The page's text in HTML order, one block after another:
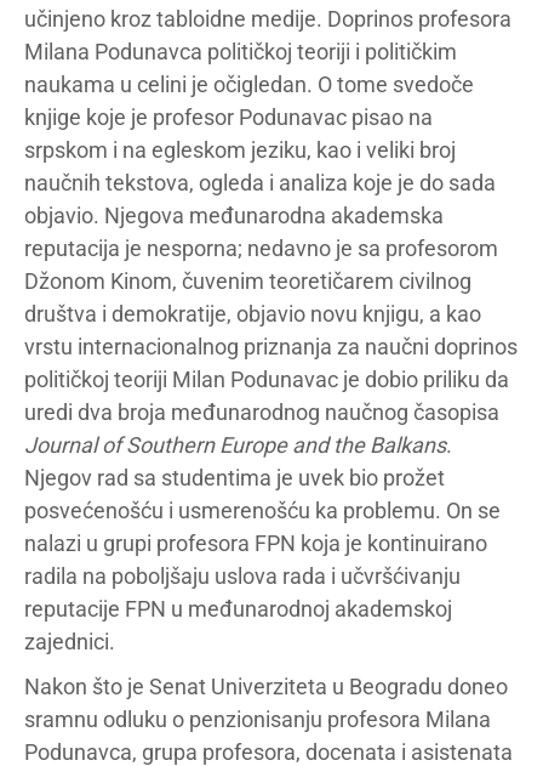
učinjeno kroz tabloidne medije. Doprinos profesora
Milana Podunavca političkoj teoriji i političkim
naukama u celini je očigledan. O tome svedoče
knjige koje je profesor Podunavac pisao na
srpskom i na egleskom jeziku, kao i veliki broj
naučnih tekstova, ogleda i analiza koje je do sada
objavio. Njegova međunarodna akademska
reputacija je nesporna; nedavno je sa profesorom
Džonom Kinom, čuvenim teoretičarem civilnog
društva i demokratije, objavio novu knjigu, a kao
vrstu internacionalnog priznanja za naučni doprinos
političkoj teoriji Milan Podunavac je dobio priliku da
uredi dva broja međunarodnog naučnog časopisa
Journal of Southern Europe and the Balkans.
Njegov rad sa studentima je uvek bio prožet
posvećenošću i usmerenošću ka problemu. On se
nalazi u grupi profesora FPN koja je kontinuirano
radila na poboljšaju uslova rada i učvršćivanju
reputacije FPN u međunarodnoj akademskoj
zajednici.
Nakon što je Senat Univerziteta u Beogradu doneo
sramnu odluku o penzionisanju profesora Milana
Podunavca, grupa profesora, docenata i asistenata